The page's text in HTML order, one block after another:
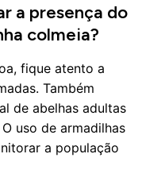
a presença do
colmeia?
fique atento a
Também
de abelhas adultas
uso de armadilhas
a população